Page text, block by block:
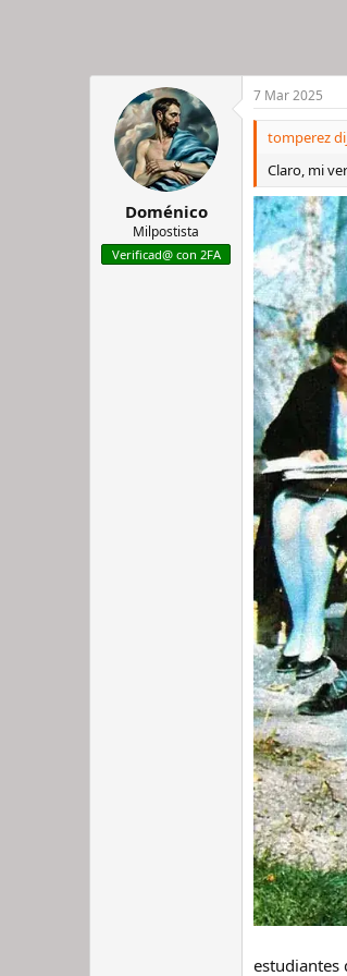
Doménico
Milpostista
Verificad@ con 2FA
7 Mar 2025
tomperez
Claro, mi
estudiantes